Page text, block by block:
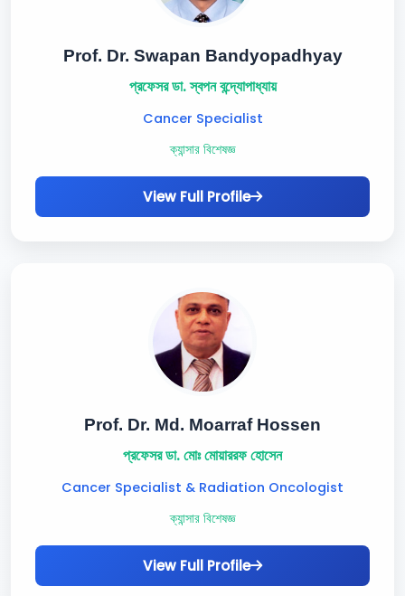
Prof. Dr. Swapan Bandyopadhyay
প্রফেসর ডা. স্বপন বন্দ্যোপাধ্যায়
Cancer Specialist
ক্যান্সার বিশেষজ্ঞ
View Full Profile
Prof. Dr. Md. Moarraf Hossen
প্রফেসর ডা. মোঃ মোয়াররফ হোসেন
Cancer Specialist & Radiation Oncologist
ক্যান্সার বিশেষজ্ঞ
View Full Profile